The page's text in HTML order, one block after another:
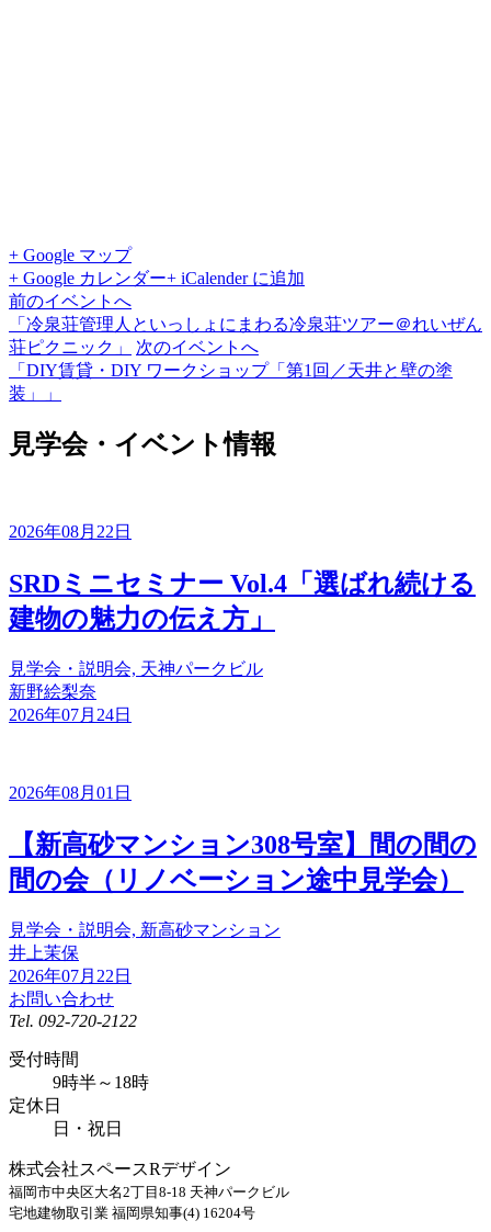
+ Google マップ
+ Google カレンダー+ iCalender に追加
前のイベントへ
「冷泉荘管理人といっしょにまわる冷泉荘ツアー＠れいぜん
荘ピクニック」
次のイベントへ
「DIY賃貸・DIY ワークショップ「第1回／天井と壁の塗
装」」
見学会・イベント情報
2026年08月22日
SRDミニセミナー Vol.4「選ばれ続ける
建物の魅力の伝え方」
見学会・説明会, 天神パークビル
新野絵梨奈
2026年07月24日
2026年08月01日
【新高砂マンション308号室】間の間の
間の会（リノベーション途中見学会）
見学会・説明会, 新高砂マンション
井上茉保
2026年07月22日
お問い合わせ
Tel. 092-720-2122
受付時間
9時半～18時
定休日
日・祝日
株式会社スペースRデザイン
福岡市中央区大名2丁目8-18 天神パークビル
宅地建物取引業 福岡県知事(4) 16204号